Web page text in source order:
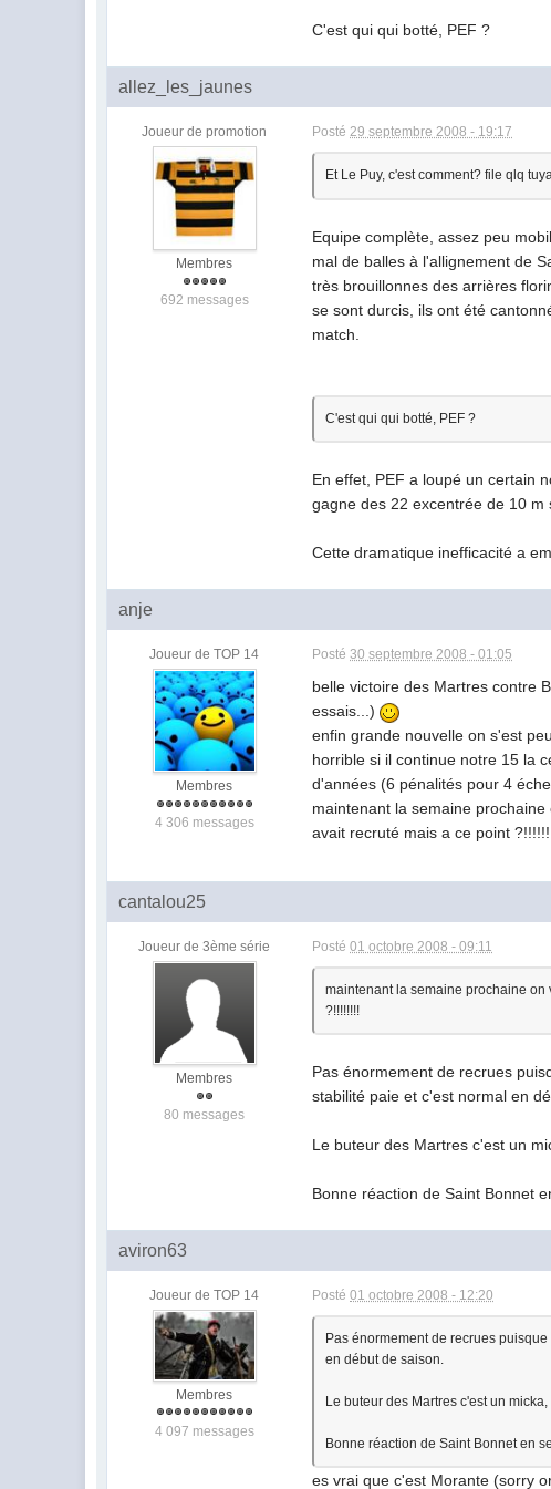
C'est qui qui botté, PEF ?
allez_les_jaunes
Joueur de promotion
Membres
692 messages
Posté29 septembre 2008 - 19:17
Et Le Puy, c'est comment? file qlq
Equipe complète, assez peu
mal de balles à l'allignement de
très brouillonnes des arrières
se sont durcis, ils ont été
match.
C'est qui qui botté, PEF ?
En effet, PEF a loupé un certain
gagne des 22 excentrée de 10
Cette dramatique inefficacité a
anje
Joueur de TOP 14
Membres
4 306 messages
Posté30 septembre 2008 - 01:05
belle victoire des Martres contre
essais...)
enfin grande nouvelle on s'est
horrible si il continue notre 15 la
d'années (6 pénalités pour 4
maintenant la semaine
avait recruté mais a ce point
cantalou25
Joueur de 3ème série
Membres
80 messages
Posté01 octobre 2008 - 09:11
maintenant la semaine prochaine
?!!!!!!!!
Pas énormement de recrues
stabilité paie et c'est normal en
Le buteur des Martres c'est un
Bonne réaction de Saint Bonnet
aviron63
Joueur de TOP 14
Membres
4 097 messages
Posté01 octobre 2008 - 12:20
Pas énormement de recrues
en début de saison.
Le buteur des Martres c'est un
Bonne réaction de Saint Bonnet en
es vrai que c'est Morante (sorry